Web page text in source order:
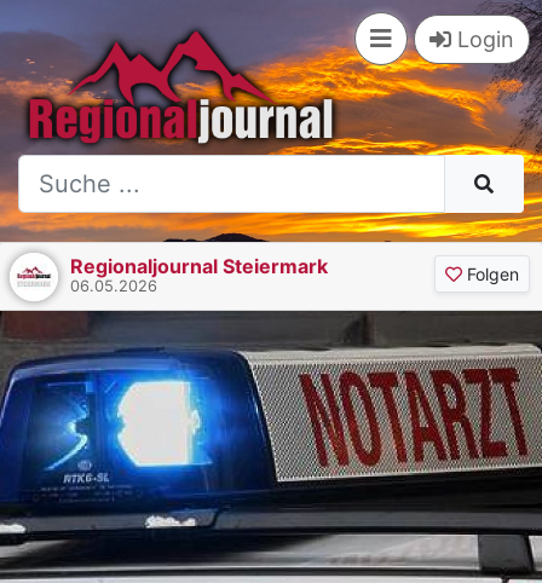
Login
Regionaljournal Steiermark
06.05.2026
Folgen